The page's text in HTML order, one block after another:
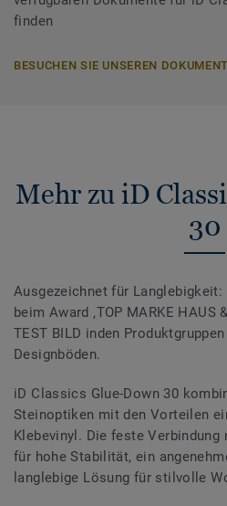
finden
BESUCHEN SIE UNSEREN
Mehr zu iD
30
Ausgezeichnet für
beim Award ‚TOP MARKE HAUS
TEST BILD inden
Designböden.
iD Classics Glue-Down 30
Steinoptiken mit den Vorteilen
Klebevinyl. Die feste
für hohe Stabilität, ein
langlebige Lösung für stilvolle